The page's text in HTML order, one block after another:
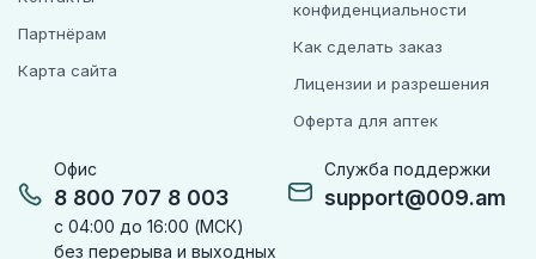
Офис
8 800 707 8 003
с 04:00 до 16:00 (МСК)
без перерыва и выходных
Служба поддержки
support@009.am
Партнёрам
Карта сайта
конфиденциальности
Как сделать заказ
Лицензии и разрешения
Оферта для аптек